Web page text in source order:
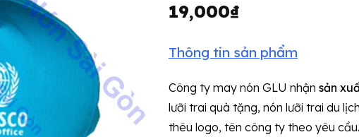
19,000₫
Thông tin sản phẩm
Công ty may nón GLU nhận sản
lưỡi trai quà tặng, nón lưỡi trai du
thêu logo, tên công ty theo yêu